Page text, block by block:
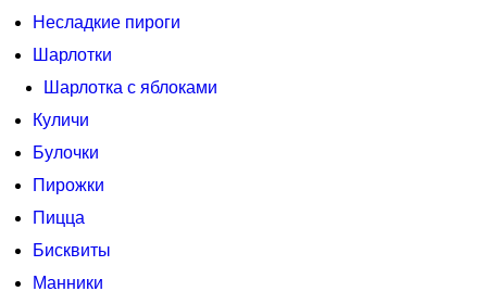
Несладкие пироги
Шарлотки
Шарлотка с яблоками
Куличи
Булочки
Пирожки
Пицца
Бисквиты
Манники